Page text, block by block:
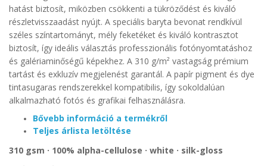
hatást biztosít, miközben csökkenti a tükröződést és kiváló
részletvisszaadást nyújt. A speciális baryta bevonat rendkívül
széles színtartományt, mély feketéket és kiváló kontrasztot
biztosít, így ideális választás professzionális fotónyomtatáshoz
és galériaminőségű képekhez. A 310 g/m² vastagság prémium
tartást és exkluzív megjelenést garantál. A papír pigment és dye
tintasugaras rendszerekkel kompatibilis, így sokoldalúan
alkalmazható fotós és grafikai felhasználásra.
Bővebb információ a termékről
Teljes árlista letöltése
310 gsm · 100% alpha-cellulose · white · silk-gloss